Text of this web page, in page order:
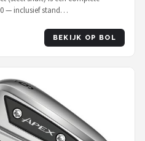
— inclusief stand…
BEKIJK OP BOL